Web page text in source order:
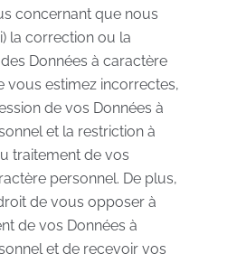
concernant que nous
la correction ou la
Données à caractère
vous estimez incorrectes,
de vos Données à
et la restriction à
traitement de vos
personnel. De plus,
de vous opposer à
de vos Données à
et de recevoir vos